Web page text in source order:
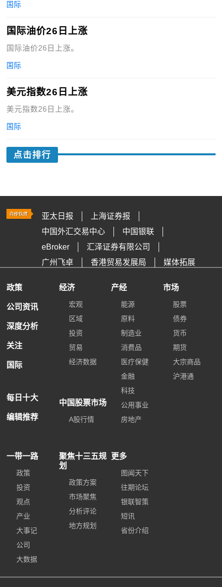
国际
国际油价26日上涨
国际油价26日上涨。
国际
美元指数26日上涨
美元指数26日上涨。
国际
点击排行
亚太日报
上海证券报
中国外汇交易中心
中国银联
eBroker
汇泽证券有限公司
广州飞卓
香港贸易发展局 媒体拓展
政策
公司资讯
深度分析
关注
国际
每日十大
编辑推荐
经济
宏观
区域
投资
贸易
经济数据
中国股票市场
A股行情
产经
能源
原料
制造业
消费品
医疗保健
金融
科技
公用事业
房地产
市场
股票
债券
货币
期货
大宗商品
沪港通
一带一路
政策
投资
观点
产业
大事记
公司
大数据
聚焦十三五规
划
政策方案
市场聚焦
分析评论
地方规划
更多
图闻天下
往期论坛
银联智策
短讯
省份介绍